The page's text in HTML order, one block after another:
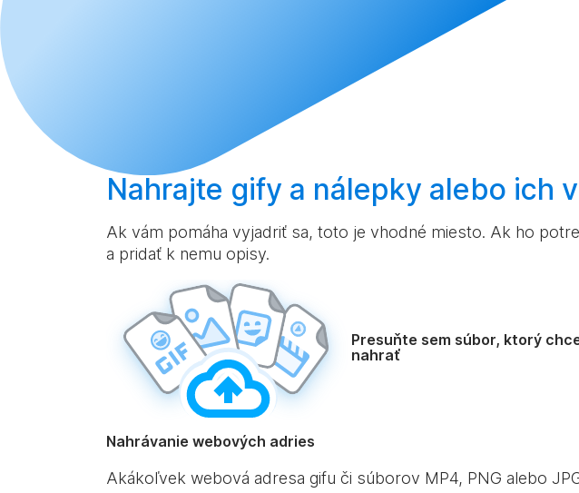
Nahrajte gify a nálepky alebo ich
Ak vám pomáha vyjadriť sa, toto je vhodné miesto. Ak ho
a pridať k nemu opisy.
Presuňte sem súbor, ktorý
nahrať
Nahrávanie webových adries
Akákoľvek webová adresa gifu či súborov MP4, PNG alebo